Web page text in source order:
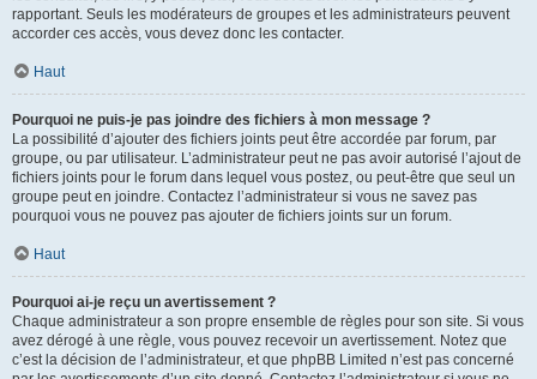
rapportant. Seuls les modérateurs de groupes et les administrateurs peuvent
accorder ces accès, vous devez donc les contacter.
Haut
Pourquoi ne puis-je pas joindre des fichiers à mon message ?
La possibilité d’ajouter des fichiers joints peut être accordée par forum, par
groupe, ou par utilisateur. L’administrateur peut ne pas avoir autorisé l’ajout de
fichiers joints pour le forum dans lequel vous postez, ou peut-être que seul un
groupe peut en joindre. Contactez l’administrateur si vous ne savez pas
pourquoi vous ne pouvez pas ajouter de fichiers joints sur un forum.
Haut
Pourquoi ai-je reçu un avertissement ?
Chaque administrateur a son propre ensemble de règles pour son site. Si vous
avez dérogé à une règle, vous pouvez recevoir un avertissement. Notez que
c’est la décision de l’administrateur, et que phpBB Limited n’est pas concerné